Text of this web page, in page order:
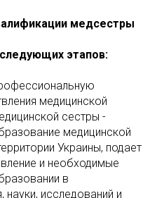
медсестры
этапов:
медицинской
сестры -
медицинской
Украины, подает
и необходимые
в
исследований и